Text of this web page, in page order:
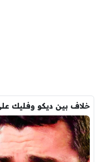
خلاف بين ديكو وفليك